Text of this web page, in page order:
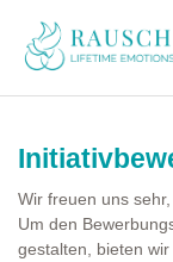
Wir freuen uns
Um den
gestalten, bieten